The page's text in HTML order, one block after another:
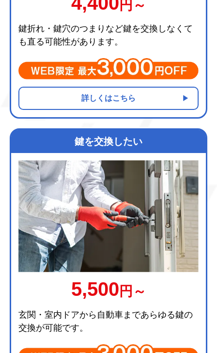
円～
鍵折れ・鍵穴のつまりなど鍵を交換しなくて
も直る可能性があります。
詳しくはこちら
鍵を交換したい
5,500 円～
玄関・室内ドアから自動車まであらゆる鍵の
交換が可能です。